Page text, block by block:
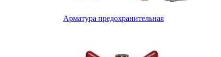
Арматура предохранительная